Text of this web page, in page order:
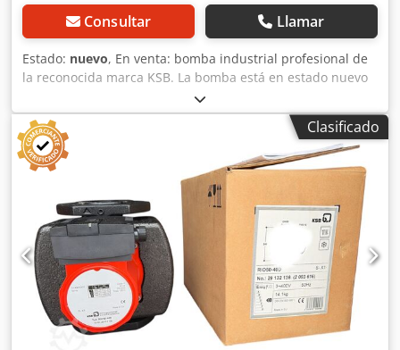
Consultar Llamar
Estado: nuevo, En venta: bomba industrial profesional de
la reconocida marca KSB. La bomba está en estado nuevo
(stock de almacén), sin uso, con posibles marcas de
almacenamiento visibles en las fotos. ⚠️ La venta
corresponde únicamente a la bomba – motor eléctrico no
incluido. ⚙️ DATOS TÉCNICOS Fabricante: KSB Modelo:
ETACHROM BC 80-250 / 1104 Año de fabricación: 2000
Caudal: hasta aprox. 160 m³/h Altura de elevación: aprox.
H-14 Tipo: bomba centrífuga Construcción: monoetapa
Conexiones: bridadas Ejecución: industrial, resistente 🔧
APLICACIONES Instalaciones de agua Industria Sistemas
tecnológicos Refrigeración Dsdpfxoywcq To Ab Rjck
Circuitos de líquidos ✅ ESTADO Nueva – almacenada Sin
uso Totalmente funcional a nivel constructivo Sin motor 📦
INFORMACIÓN ADICIONAL ➡️ Posibilidad de adquirir motor
eléctrico adicional ➡️ Motor compatible disponible – precio
Clasificado